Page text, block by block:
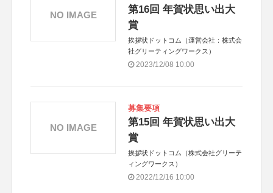
第16回 年賀状思い出大
賞
挨拶状ドットコム（運営会社：株式会
社グリーティングワークス）
2023/12/08 10:00
NO IMAGE
募集要項
第15回 年賀状思い出大
賞
挨拶状ドットコム（株式会社グリーテ
ィングワークス）
2022/12/16 10:00
NO IMAGE